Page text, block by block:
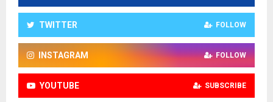
TWITTER FOLLOW
INSTAGRAM FOLLOW
YOUTUBE SUBSCRIBE